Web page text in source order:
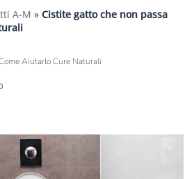
A-M » Cistite gatto che non passa
Aiutarlo Cure Naturali